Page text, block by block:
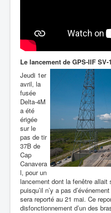
Le lancement de GPS-IIF
Jeudi 1er
avril, la
fusée
Delta-4M
a été
érigée
sur le
pas de tir
37B de
Cap
Canavera
l, pour un
lancement dont la fenêtre allait
puisqu’il n’y a pas
sera reporté au 21 mai. Ce
disfonctionnement d’un des